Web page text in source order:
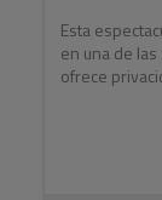
Esta
en una de
ofrece